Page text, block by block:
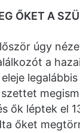
ŐKET A
úgy
a
ők léptek el
őket